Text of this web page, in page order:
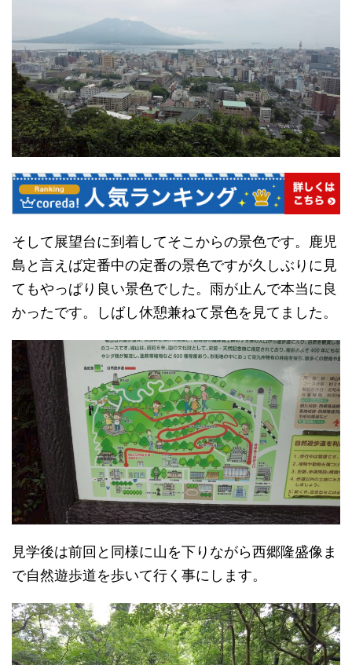
そして展望台に到着してそこからの景色です。鹿児
島と言えば定番中の定番の景色ですが久しぶりに見
てもやっぱり良い景色でした。雨が止んで本当に良
かったです。しばし休憩兼ねて景色を見てました。
見学後は前回と同様に山を下りながら西郷隆盛像ま
で自然遊歩道を歩いて行く事にします。